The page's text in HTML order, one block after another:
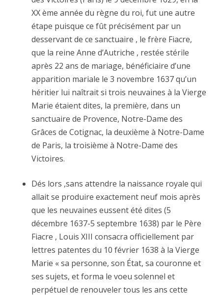
XX ème année du règne du roi, fut une autre
étape puisque ce fût précisément par un
desservant de ce sanctuaire , le frère Fiacre,
que la reine Anne d’Autriche , restée stérile
après 22 ans de mariage, bénéficiaire d’une
apparition mariale le 3 novembre 1637 qu’un
héritier lui naîtrait si trois neuvaines à la Vierge
Marie étaient dites, la première, dans un
sanctuaire de Provence, Notre-Dame des
Grâces de Cotignac, la deuxième à Notre-Dame
de Paris, la troisième à Notre-Dame des
Victoires.
Dés lors ,sans attendre la naissance royale qui
allait se produire exactement neuf mois après
que les neuvaines eussent été dites (5
décembre 1637-5 septembre 1638) par le Père
Fiacre , Louis XIII consacra officiellement par
lettres patentes du 10 février 1638 à la Vierge
Marie « sa personne, son État, sa couronne et
ses sujets, et forma le voeu solennel et
perpétuel de renouveler tous les ans cette